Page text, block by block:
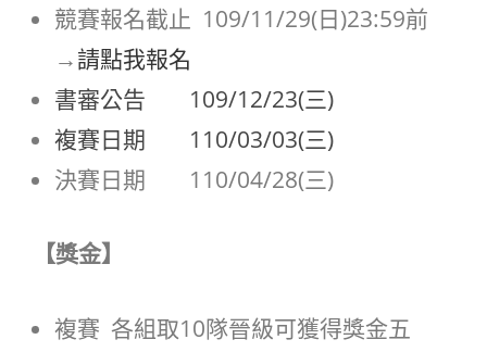
競賽報名截止 109/11/29(日)23:59前
→請點我報名
書審公告 109/12/23(三)
複賽日期 110/03/03(三)
決賽日期 110/04/28(三)
【獎金】
複賽 各組取10隊晉級可獲得獎金五